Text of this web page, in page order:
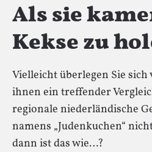
Als sie
Kekse zu
Vielleicht überlegen Sie
ihnen ein treffender
regionale niederländische
namens „Judenkuchen“
dann ist das wie…?